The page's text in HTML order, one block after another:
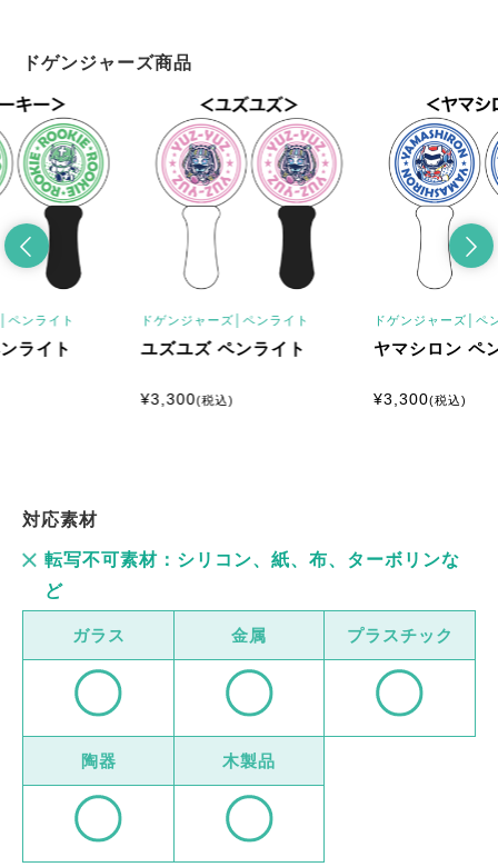
ドゲンジャーズ商品
ペンライト
ライト
ドゲンジャーズ│ペンライト
ユズユズ ペンライト
¥3,300(税込)
ドゲンジャーズ│ペ
ヤマシロン ペ
¥3,300(税込)
対応素材
転写不可素材：シリコン、紙、布、ターボリンな
ど
ガラス 金属 プラスチック
陶器 木製品